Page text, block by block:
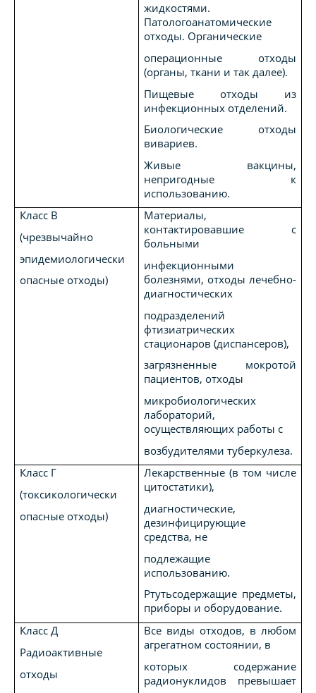
жидкостями.
Патологоанатомические
отходы. Органические
операционные отходы
(органы, ткани и так далее).
Пищевые отходы из
инфекционных отделений.
Биологические отходы
вивариев.
Живые вакцины,
непригодные к
использованию.
Класс В
(чрезвычайно
эпидемиологически
опасные отходы)
Материалы,
контактировавшие с
больными
инфекционными
болезнями, отходы лечебно-
диагностических
подразделений
фтизиатрических
стационаров (диспансеров),
загрязненные мокротой
пациентов, отходы
микробиологических
лабораторий,
осуществляющих работы с
возбудителями туберкулеза.
Класс Г
(токсикологически
опасные отходы)
Лекарственные (в том числе
цитостатики),
диагностические,
дезинфицирующие
средства, не
подлежащие
использованию.
Ртутьсодержащие предметы,
приборы и оборудование.
Класс Д
Радиоактивные
отходы
Все виды отходов, в любом
агрегатном состоянии, в
которых содержание
радионуклидов превышает